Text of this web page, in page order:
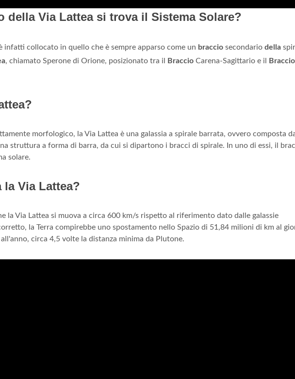
della Via Lattea si trova il Sistema Solare?
infatti collocato in quello che è sempre apparso come un braccio secondario della
, chiamato Sperone di Orione, posizionato tra il Braccio Carena-Sagittario e il Braccio
morfologico, la Via Lattea è una galassia a spirale barrata, ovvero composta
struttura a forma di barra, da cui si dipartono i bracci di spirale. In uno di essi, il
solare.
la Via Lattea?
la Via Lattea si muova a circa 600 km/s rispetto al riferimento dato dalle galassie
la Terra compirebbe uno spostamento nello Spazio di 51,84 milioni di km al
circa 4,5 volte la distanza minima da Plutone.